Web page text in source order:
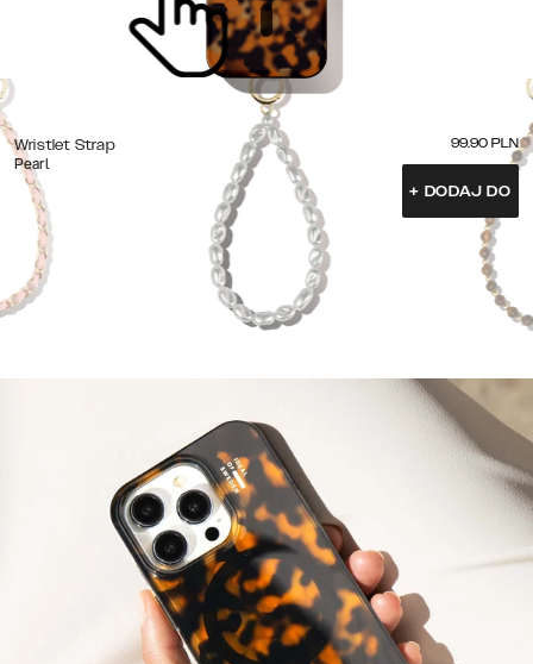
Wristlet Strap
Pearl
99.90 PLN
+ DODAJ DO